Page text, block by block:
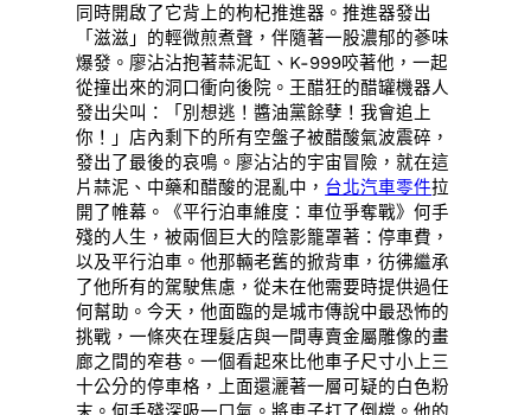
同時開啟了它背上的枸杞推進器。推進器發出
「滋滋」的輕微煎煮聲，伴隨著一股濃郁的蔘味
爆發。廖沾沾抱著蒜泥缸、K-999咬著他，一起
從撞出來的洞口衝向後院。王醋狂的醋罐機器人
發出尖叫：「別想逃！醬油黨餘孽！我會追上
你！」店內剩下的所有空盤子被醋酸氣波震碎，
發出了最後的哀鳴。廖沾沾的宇宙冒險，就在這
片蒜泥、中藥和醋酸的混亂中， 台北汽車零件拉
開了帷幕。《平行泊車維度：車位爭奪戰》何手
殘的人生，被兩個巨大的陰影籠罩著：停車費，
以及平行泊車。他那輛老舊的掀背車，彷彿繼承
了他所有的駕駛焦慮，從未在他需要時提供過任
何幫助。今天，他面臨的是城市傳說中最恐怖的
挑戰，一條夾在理髮店與一間專賣金屬雕像的畫
廊之間的窄巷。一個看起來比他車子尺寸小上三
十公分的停車格，上面還灑著一層可疑的白色粉